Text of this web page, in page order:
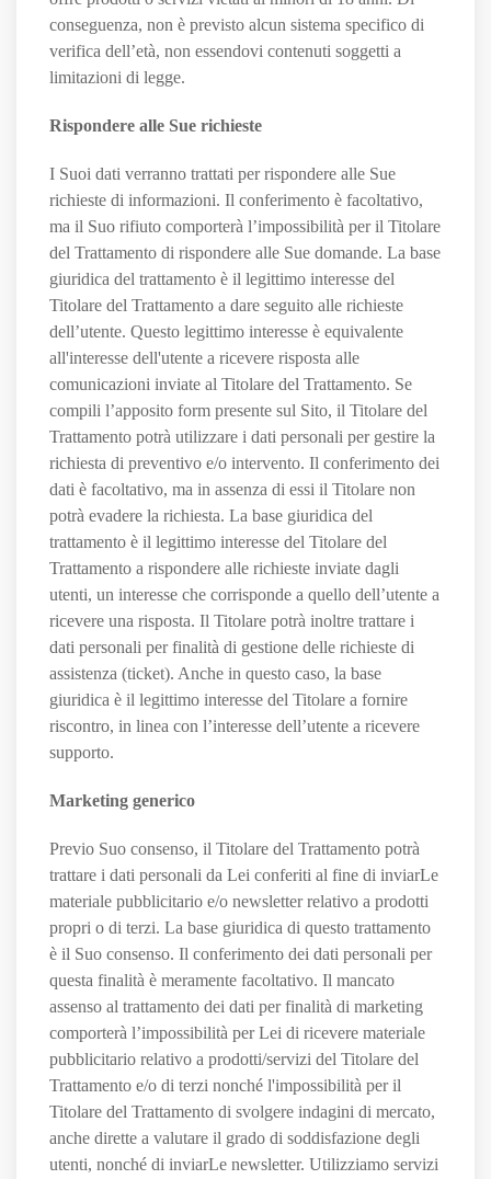
conseguenza, non è previsto alcun sistema specifico di
verifica dell’età, non essendovi contenuti soggetti a
limitazioni di legge.
Rispondere alle Sue richieste
I Suoi dati verranno trattati per rispondere alle Sue
richieste di informazioni. Il conferimento è facoltativo,
ma il Suo rifiuto comporterà l’impossibilità per il Titolare
del Trattamento di rispondere alle Sue domande. La base
giuridica del trattamento è il legittimo interesse del
Titolare del Trattamento a dare seguito alle richieste
dell’utente. Questo legittimo interesse è equivalente
all'interesse dell'utente a ricevere risposta alle
comunicazioni inviate al Titolare del Trattamento. Se
compili l’apposito form presente sul Sito, il Titolare del
Trattamento potrà utilizzare i dati personali per gestire la
richiesta di preventivo e/o intervento. Il conferimento dei
dati è facoltativo, ma in assenza di essi il Titolare non
potrà evadere la richiesta. La base giuridica del
trattamento è il legittimo interesse del Titolare del
Trattamento a rispondere alle richieste inviate dagli
utenti, un interesse che corrisponde a quello dell’utente a
ricevere una risposta. Il Titolare potrà inoltre trattare i
dati personali per finalità di gestione delle richieste di
assistenza (ticket). Anche in questo caso, la base
giuridica è il legittimo interesse del Titolare a fornire
riscontro, in linea con l’interesse dell’utente a ricevere
supporto.
Marketing generico
Previo Suo consenso, il Titolare del Trattamento potrà
trattare i dati personali da Lei conferiti al fine di inviarLe
materiale pubblicitario e/o newsletter relativo a prodotti
propri o di terzi. La base giuridica di questo trattamento
è il Suo consenso. Il conferimento dei dati personali per
questa finalità è meramente facoltativo. Il mancato
assenso al trattamento dei dati per finalità di marketing
comporterà l’impossibilità per Lei di ricevere materiale
pubblicitario relativo a prodotti/servizi del Titolare del
Trattamento e/o di terzi nonché l'impossibilità per il
Titolare del Trattamento di svolgere indagini di mercato,
anche dirette a valutare il grado di soddisfazione degli
utenti, nonché di inviarLe newsletter. Utilizziamo servizi